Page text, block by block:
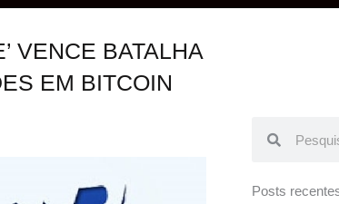
VENCE BATALHA
EM BITCOIN
Posts